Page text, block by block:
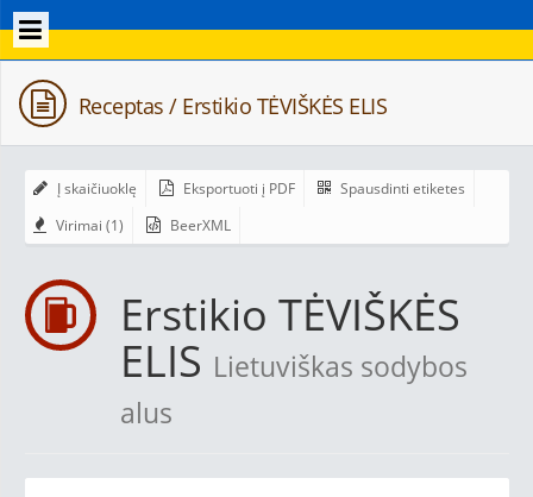
Receptas / Erstikio TĖVIŠKĖS ELIS
Į skaičiuoklę Eksportuoti į PDF
Spausdinti etiketes
Virimai (1)
BeerXML
Erstikio TĖVIŠKĖS
ELIS Lietuviškas sodybos
alus